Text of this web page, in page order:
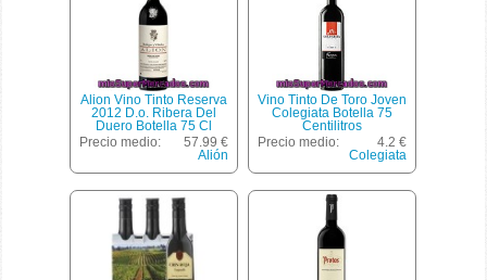
Alion Vino Tinto Reserva
2012 D.o. Ribera Del
Duero Botella 75 Cl
Precio medio:
57.99 €
Alión
Vino Tinto De Toro Joven
Colegiata Botella 75
Centilitros
Precio medio:
4.2 €
Colegiata